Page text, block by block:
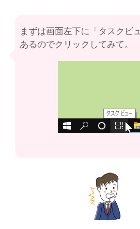
まずは画面左下に「タスクビ
あるのでクリックしてみて。